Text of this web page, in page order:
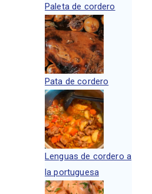
Paleta de cordero
Pata de cordero
Lenguas de cordero a
la portuguesa